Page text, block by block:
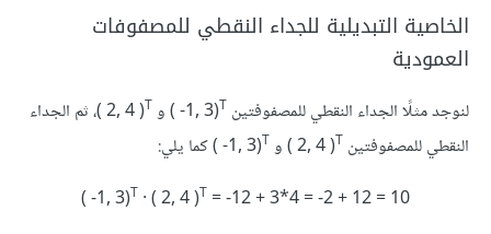
الخاصية التبديلية للجداء النقطي للمصفوفات
العمودية
لنوجد مثلًا الجداء النقطي للمصفوفتين ‎( -1, 3) T
T
‎، ثم الجداء
النقطي للمصفوفتين ‎( 2, 4 ) T
T
‪( -1, 3)T · ( 2, 4 )T = -12 + 3*4 = -2 + 12 = 10‪